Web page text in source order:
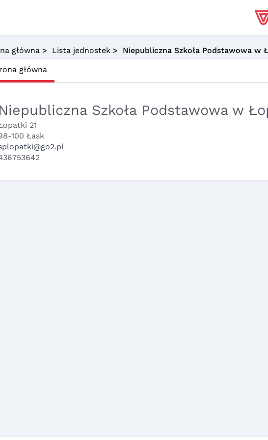
główna > Lista jednostek > Niepubliczna Szkoła Podstawowa w
główna
Niepubliczna Szkoła Podstawowa w
21
100 Łask